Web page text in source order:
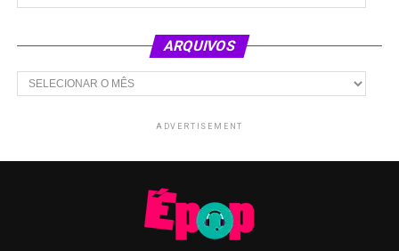
ARQUIVOS
Arquivos
ADVERTISEMENT